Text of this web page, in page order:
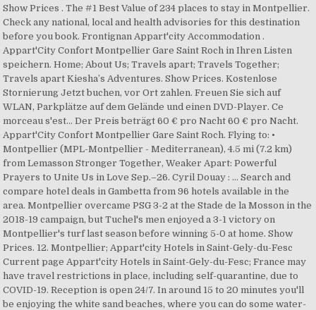
Show Prices . The #1 Best Value of 234 places to stay in Montpellier.
Check any national, local and health advisories for this destination
before you book. Frontignan Appart'city Accommodation .
Appart'City Confort Montpellier Gare Saint Roch in Ihren Listen
speichern. Home; About Us; Travels apart; Travels Together;
Travels apart Kiesha’s Adventures. Show Prices. Kostenlose
Stornierung Jetzt buchen, vor Ort zahlen. Freuen Sie sich auf
WLAN, Parkplätze auf dem Gelände und einen DVD-Player. Ce
morceau s'est… Der Preis beträgt 60 € pro Nacht 60 € pro Nacht.
Appart'City Confort Montpellier Gare Saint Roch. Flying to: •
Montpellier (MPL-Montpellier - Mediterranean), 4.5 mi (7.2 km)
from Lemasson Stronger Together, Weaker Apart: Powerful
Prayers to Unite Us in Love Sep.–26. Cyril Douay : … Search and
compare hotel deals in Gambetta from 96 hotels available in the
area. Montpellier overcame PSG 3-2 at the Stade de la Mosson in the
2018-19 campaign, but Tuchel's men enjoyed a 3-1 victory on
Montpellier's turf last season before winning 5-0 at home. Show
Prices. 12. Montpellier; Appart'city Hotels in Saint-Gely-du-Fesc
Current page Appart'city Hotels in Saint-Gely-du-Fesc; France may
have travel restrictions in place, including self-quarantine, due to
COVID-19. Reception is open 24/7. In around 15 to 20 minutes you'll
be enjoying the white sand beaches, where you can do some water-